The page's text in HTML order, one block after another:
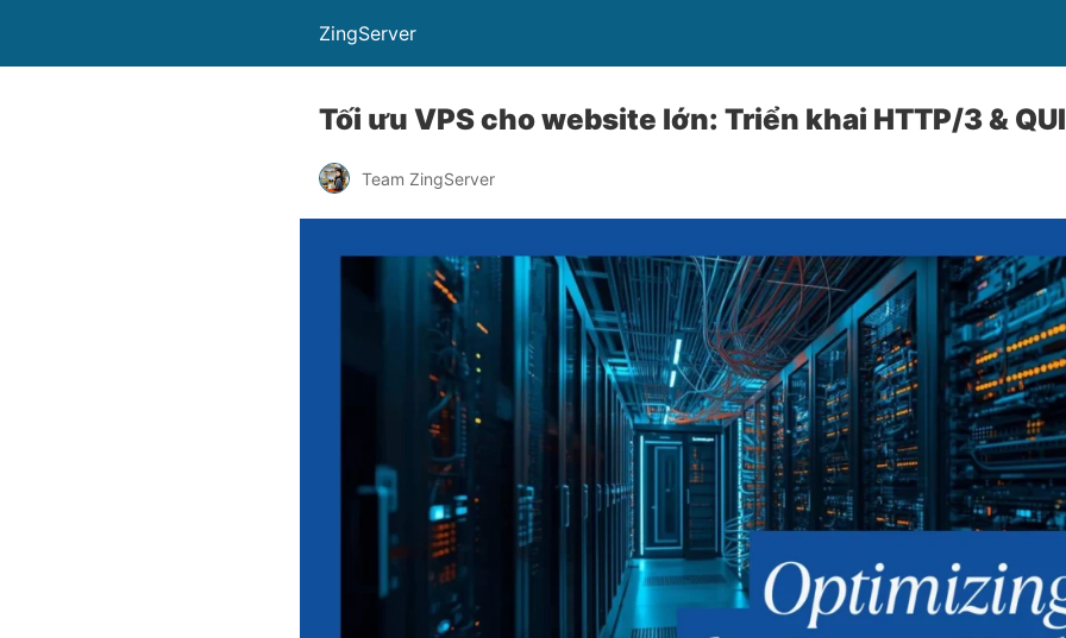
ZingServer
Tối ưu VPS cho website lớn: Triển khai HTTP/3 &
Team ZingServer